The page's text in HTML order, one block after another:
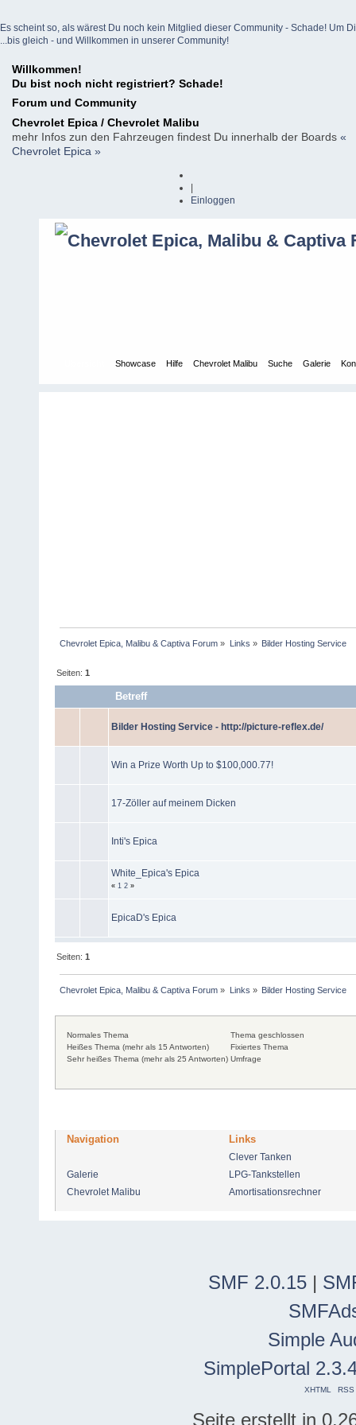
Es scheint so, als wärest Du noch kein Mitglied dieser Community - Schade! Um
...bis gleich - und Willkommen in unserer Community!
Willkommen!
Du bist noch nicht registriert? Schade!
Forum und Community
Chevrolet Epica / Chevrolet Malibu
mehr Infos zun den Fahrzeugen findest Du innerhalb der Boards «
Chevrolet Epica »
Einloggen
Showcase Hilfe Chevrolet Malibu Suche Galerie
Chevrolet Epica, Malibu & Captiva Forum » Links » Bilder Hosting Service
Seiten:1
Betreff
Bilder Hosting Service - http://picture-reflex.de/
Win a Prize Worth Up to $100,000.77!
17-Zöller auf meinem Dicken
Inti's Epica
White_Epica's Epica
« 1 2 »
EpicaD's Epica
Seiten:1
Chevrolet Epica, Malibu & Captiva Forum » Links » Bilder Hosting Service
Normales Thema
Heißes Thema (mehr als 15 Antworten)
Sehr heißes Thema (mehr als 25 Antworten)
Thema geschlossen
Fixiertes Thema
Umfrage
Navigation Links
Clever Tanken
Galerie
LPG-Tankstellen
Chevrolet Malibu
Amortisationsrechner
SMF 2.0.15 |
Simple
SimplePortal
XHTML RSS
Seite erstellt in